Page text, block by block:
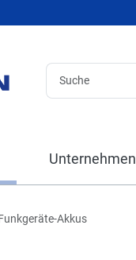
Unternehmen
Akkus